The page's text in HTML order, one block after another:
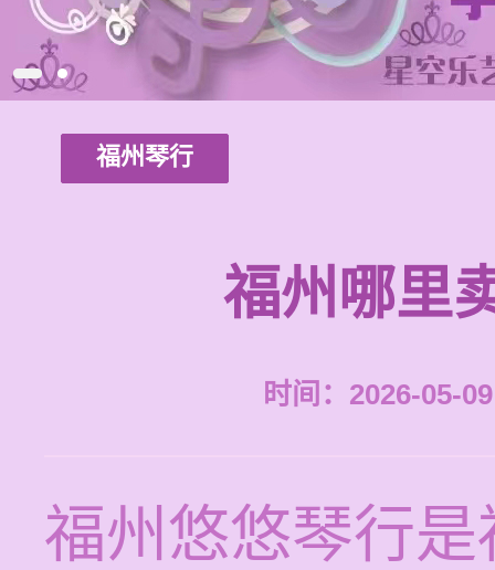
福州琴行
福州哪里
时间：2026-05-
福州悠悠琴行